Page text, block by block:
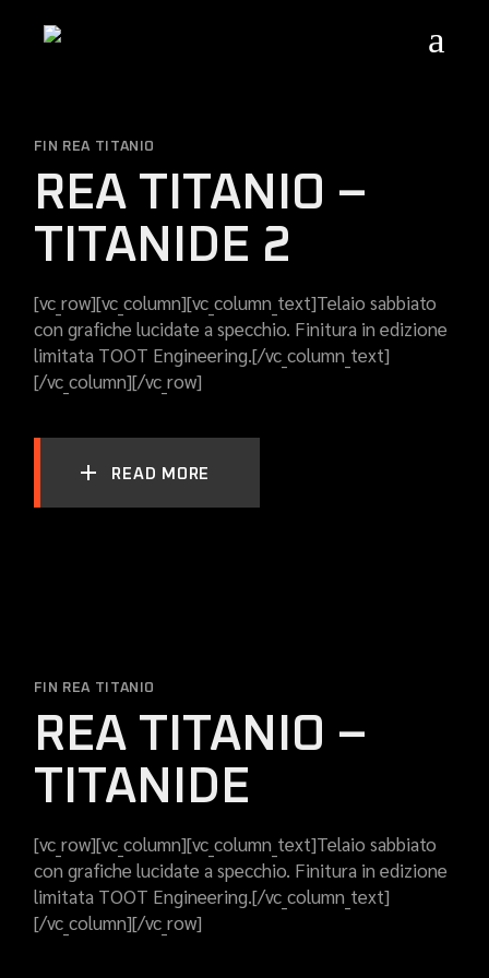
FIN REA TITANIO
REA TITANIO –
TITANIDE 2
[vc_row][vc_column][vc_column_text]Telaio sabbiato
con grafiche lucidate a specchio. Finitura in edizione
limitata TOOT Engineering.[/vc_column_text]
[/vc_column][/vc_row]
READ MORE
FIN REA TITANIO
REA TITANIO –
TITANIDE
[vc_row][vc_column][vc_column_text]Telaio sabbiato
con grafiche lucidate a specchio. Finitura in edizione
limitata TOOT Engineering.[/vc_column_text]
[/vc_column][/vc_row]